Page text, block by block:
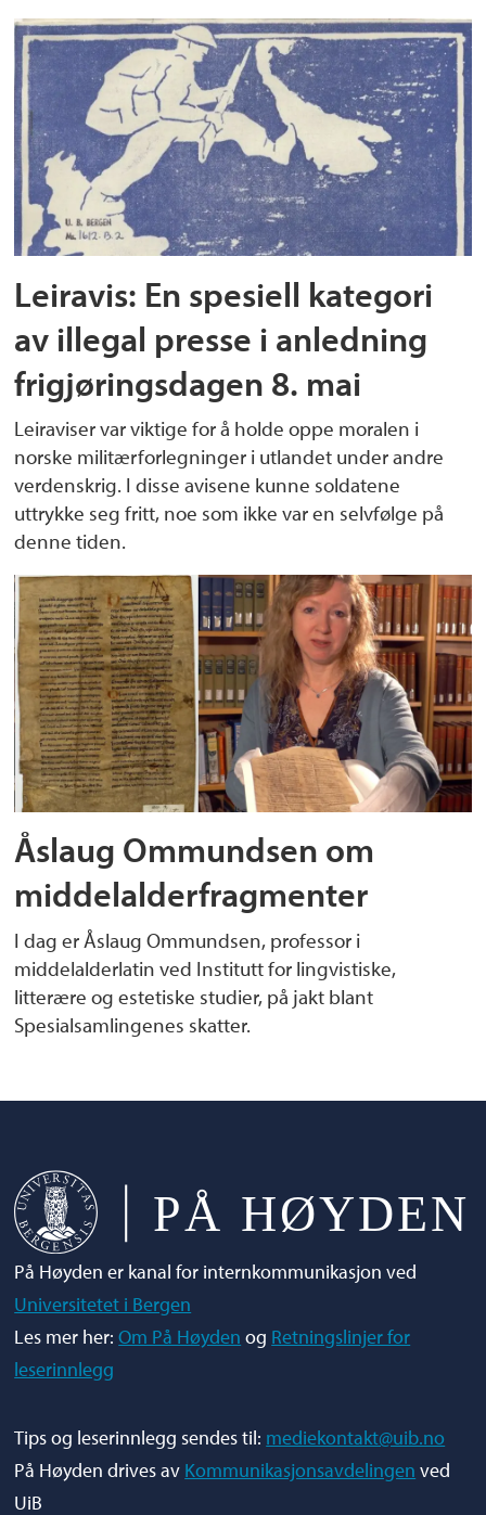
Leiravis: En spesiell kategori
av illegal presse i anledning
frigjøringsdagen 8. mai
Leiraviser var viktige for å holde oppe moralen i
norske militærforlegninger i utlandet under andre
verdenskrig. I disse avisene kunne soldatene
uttrykke seg fritt, noe som ikke var en selvfølge på
denne tiden.
Åslaug Ommundsen om
middelalderfragmenter
I dag er Åslaug Ommundsen, professor i
middelalderlatin ved Institutt for lingvistiske,
litterære og estetiske studier, på jakt blant
Spesialsamlingenes skatter.
På Høyden er kanal for internkommunikasjon ved
Universitetet i Bergen
Les mer her:Om På Høyden og Retningslinjer for
leserinnlegg
Tips og leserinnlegg sendes til: mediekontakt@uib.no
På Høyden drives av Kommunikasjonsavdelingen ved
UiB